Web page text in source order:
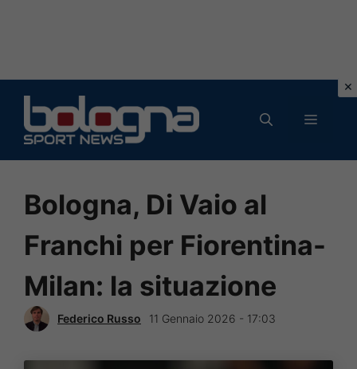
contenuto
MENU
Bologna, Di Vaio al
Franchi per Fiorentina-
Milan: la situazione
Federico Russo 11 Gennaio 2026 - 17:03